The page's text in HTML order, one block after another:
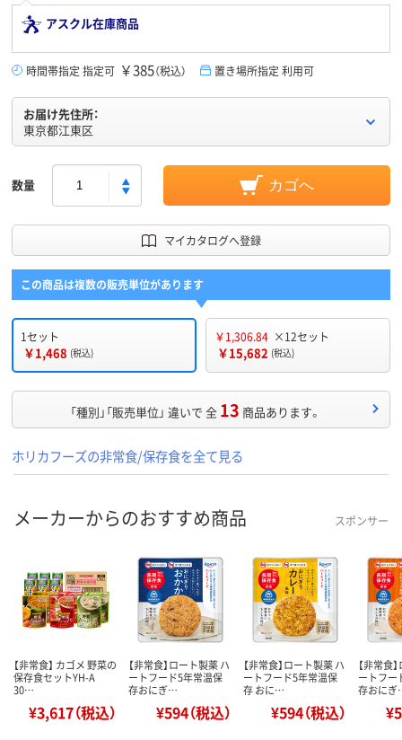
アスクル在庫商品
時間帯指定 指定可 ￥385（税込） 置き場所指定 利用可
お届け先住所：
東京都江東区
数量 カゴへ
マイカタログへ登録
この商品は複数の販売単位があります
1セット
￥1,468 (税込)
￥1,306.84 ×12セット
￥15,682 (税込)
「種別」「販売単位」 違いで 全 13 商品あります。
ホリカフーズの非常食/保存食を全て見る
メーカーからのおすすめ商品 スポンサー
【非常食】 カゴメ 野菜の
保存食セットYH-A
30…
¥3,617（税込）
【非常食】ロート製薬 ハ
ートフード5年常温保
存おにぎ…
¥594（税込）
【非常食】ロート製薬 ハ
ートフード5年常温保
存 おに…
¥594（税込）
【非常食
ートフー
存おに